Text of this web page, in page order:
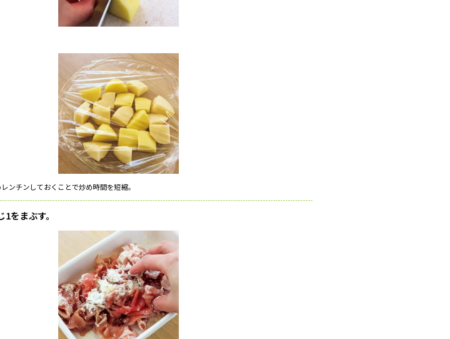
ンチンしておくことで炒め時間を短縮。
をまぶす。